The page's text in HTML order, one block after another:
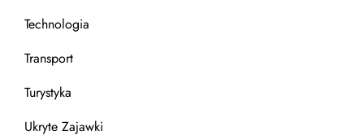
Technologia
Transport
Turystyka
Ukryte Zajawki